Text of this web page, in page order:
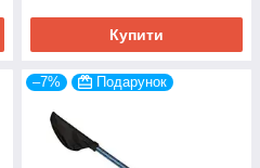
Купити
–7% Подарунок